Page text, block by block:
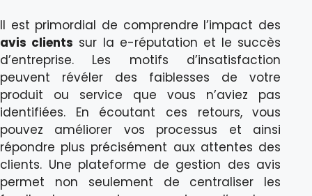
Il est primordial de comprendre l’impact des
avis clients sur la e-réputation et le succès
d’entreprise. Les motifs d’insatisfaction
peuvent révéler des faiblesses de votre
produit ou service que vous n’aviez pas
identifiées. En écoutant ces retours, vous
pouvez améliorer vos processus et ainsi
répondre plus précisément aux attentes des
clients. Une plateforme de gestion des avis
permet non seulement de centraliser les